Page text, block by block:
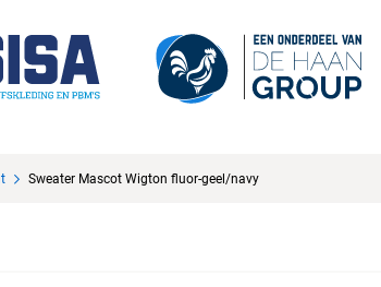
Sweater Mascot Wigton fluor-geel/navy